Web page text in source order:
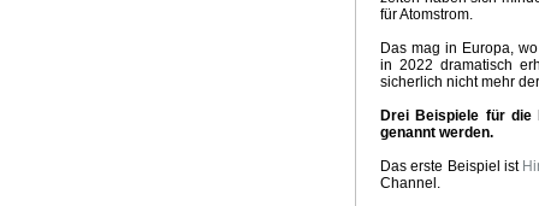
Mit Turbo in die Klimadiktatur
Wie realistisch sind 100 Prozent Erneuerbare bis 2050
Märchenstunde Klimaneutralität 2050
Lösung
Mehr Extremwetterlagen durch Treibhausgase
Aktuelle
Update
Gefährlichster Mann
für Atomstrom.
Das mag in Europa,
in 2022 dramatisch
sicherlich nicht mehr
Drei Beispiele für die
genannt werden.
Das erste Beispiel ist
Channel.